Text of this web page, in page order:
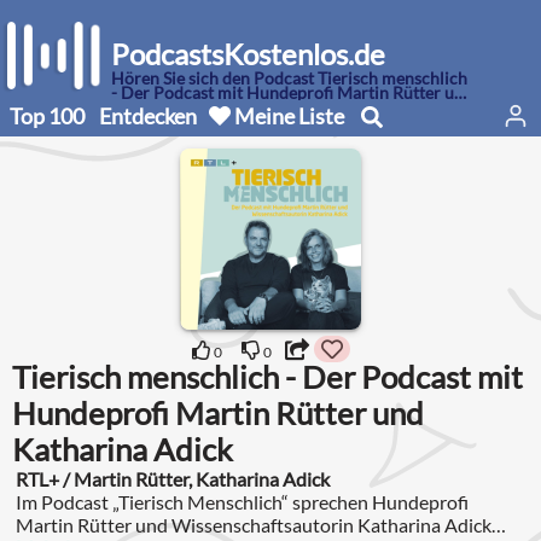
PodcastsKostenlos.de
Hören Sie sich den Podcast Tierisch menschlich
- Der Podcast mit Hundeprofi Martin Rütter und
Katharina Adick an
Top 100 Entdecken Meine Liste
0 0
Tierisch menschlich - Der Podcast mit
Hundeprofi Martin Rütter und
Katharina Adick
RTL+ / Martin Rütter, Katharina Adick
Im Podcast „Tierisch Menschlich“ sprechen Hundeprofi
Martin Rütter und Wissenschaftsautorin Katharina Adick